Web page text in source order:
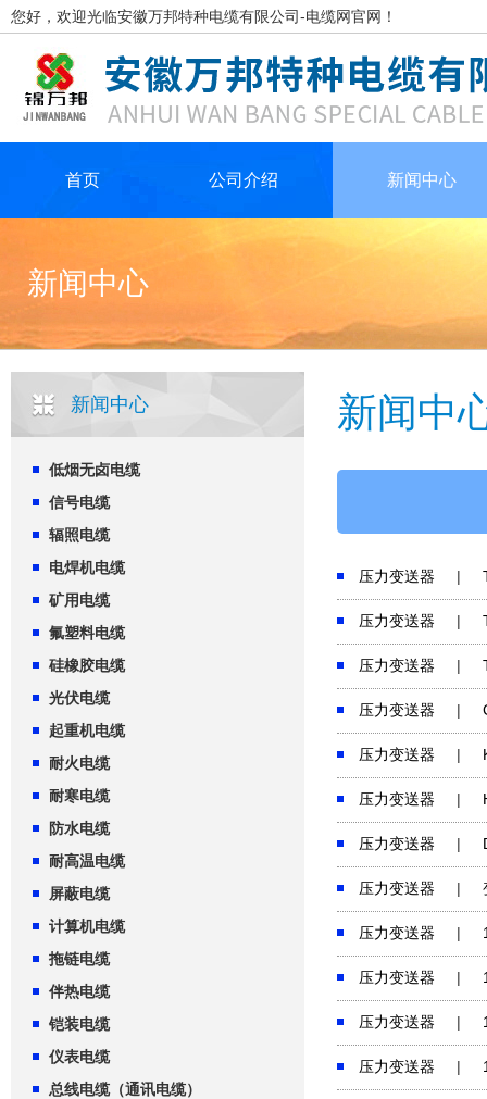
您好，欢迎光临安徽万邦特种电缆有限公司-电缆网官网！
首页 公司介绍 新闻中心
新闻中心
新闻中心
低烟无卤电缆
信号电缆
辐照电缆
电焊机电缆
矿用电缆
氟塑料电缆
硅橡胶电缆
光伏电缆
起重机电缆
耐火电缆
耐寒电缆
防水电缆
耐高温电缆
屏蔽电缆
计算机电缆
拖链电缆
伴热电缆
铠装电缆
仪表电缆
总线电缆（通讯电缆）
新闻中
压力变送器 |
压力变送器 |
压力变送器 |
压力变送器 |
压力变送器 |
压力变送器 |
压力变送器 |
压力变送器 |
压力变送器 |
压力变送器 |
压力变送器 |
压力变送器 |